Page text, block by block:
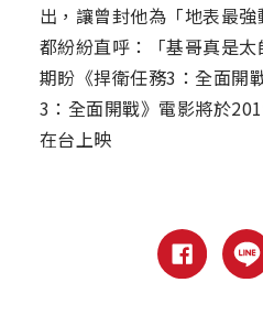
出，讓曾封他為「地表最
都紛紛直呼：「基哥真是
期盼《捍衛任務3：全面開
3：全面開戰》電影將於
在台上映